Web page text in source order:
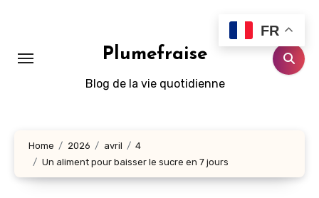
Plumefraise
Blog de la vie quotidienne
Home 2026 avril
4
Un aliment pour baisser le sucre en 7 jours
FR